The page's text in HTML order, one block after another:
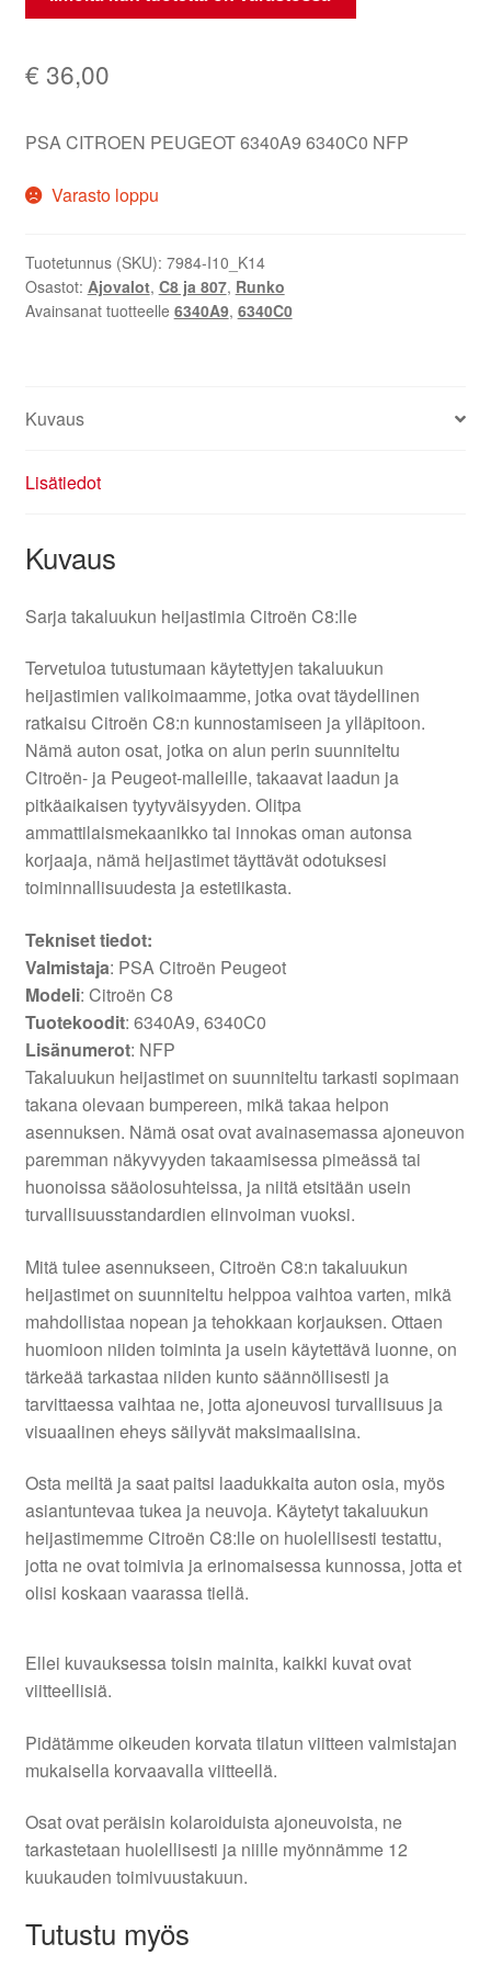
€ 36,00
PSA CITROEN PEUGEOT 6340A9 6340C0 NFP
Varasto loppu
Tuotetunnus (SKU): 7984-I10_K14
Osastot: Ajovalot, C8 ja 807, Runko
Avainsanat tuotteelle 6340A9, 6340C0
Kuvaus
Lisätiedot
Kuvaus
Sarja takaluukun heijastimia Citroën C8:lle
Tervetuloa tutustumaan käytettyjen takaluukun
heijastimien valikoimaamme, jotka ovat täydellinen
ratkaisu Citroën C8:n kunnostamiseen ja ylläpitoon.
Nämä auton osat, jotka on alun perin suunniteltu
Citroën- ja Peugeot-malleille, takaavat laadun ja
pitkäaikaisen tyytyväisyyden. Olitpa
ammattilaismekaanikko tai innokas oman autonsa
korjaaja, nämä heijastimet täyttävät odotuksesi
toiminnallisuudesta ja estetiikasta.
Tekniset tiedot:
Valmistaja: PSA Citroën Peugeot
Modeli: Citroën C8
Tuotekoodit: 6340A9, 6340C0
Lisänumerot: NFP
Takaluukun heijastimet on suunniteltu tarkasti sopimaan
takana olevaan bumpereen, mikä takaa helpon
asennuksen. Nämä osat ovat avainasemassa ajoneuvon
paremman näkyvyyden takaamisessa pimeässä tai
huonoissa sääolosuhteissa, ja niitä etsitään usein
turvallisuusstandardien elinvoiman vuoksi.
Mitä tulee asennukseen, Citroën C8:n takaluukun
heijastimet on suunniteltu helppoa vaihtoa varten, mikä
mahdollistaa nopean ja tehokkaan korjauksen. Ottaen
huomioon niiden toiminta ja usein käytettävä luonne, on
tärkeää tarkastaa niiden kunto säännöllisesti ja
tarvittaessa vaihtaa ne, jotta ajoneuvosi turvallisuus ja
visuaalinen eheys säilyvät maksimaalisina.
Osta meiltä ja saat paitsi laadukkaita auton osia, myös
asiantuntevaa tukea ja neuvoja. Käytetyt takaluukun
heijastimemme Citroën C8:lle on huolellisesti testattu,
jotta ne ovat toimivia ja erinomaisessa kunnossa, jotta et
olisi koskaan vaarassa tiellä.
Ellei kuvauksessa toisin mainita, kaikki kuvat ovat
viitteellisiä.
Pidätämme oikeuden korvata tilatun viitteen valmistajan
mukaisella korvaavalla viitteellä.
Osat ovat peräisin kolaroiduista ajoneuvoista, ne
tarkastetaan huolellisesti ja niille myönnämme 12
kuukauden toimivuustakuun.
Tutustu myös